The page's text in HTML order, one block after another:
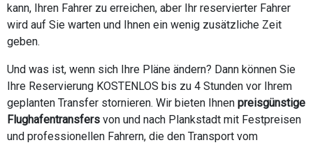
kann, Ihren Fahrer zu erreichen, aber Ihr reservierter Fahrer
wird auf Sie warten und Ihnen ein wenig zusätzliche Zeit
geben.
Und was ist, wenn sich Ihre Pläne ändern? Dann können Sie
Ihre Reservierung KOSTENLOS bis zu 4 Stunden vor Ihrem
geplanten Transfer stornieren. Wir bieten Ihnen preisgünstige
Flughafentransfers von und nach Plankstadt mit Festpreisen
und professionellen Fahrern, die den Transport vom